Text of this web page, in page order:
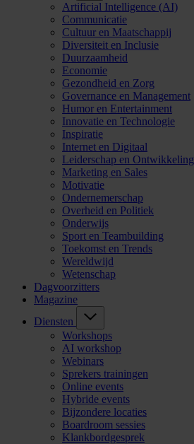
Artificial Intelligence (AI)
Communicatie
Cultuur en Maatschappij
Diversiteit en Inclusie
Duurzaamheid
Economie
Gezondheid en Zorg
Governance en Management
Humor en Entertainment
Innovatie en Technologie
Inspiratie
Internet en Digitaal
Leiderschap en Ontwikkeling
Marketing en Sales
Motivatie
Ondernemerschap
Overheid en Politiek
Onderwijs
Sport en Teambuilding
Toekomst en Trends
Wereldwijd
Wetenschap
Dagvoorzitters
Magazine
Diensten
Workshops
AI workshop
Webinars
Sprekers trainingen
Online events
Hybride events
Bijzondere locaties
Boardroom sessies
Klankbordgesprek